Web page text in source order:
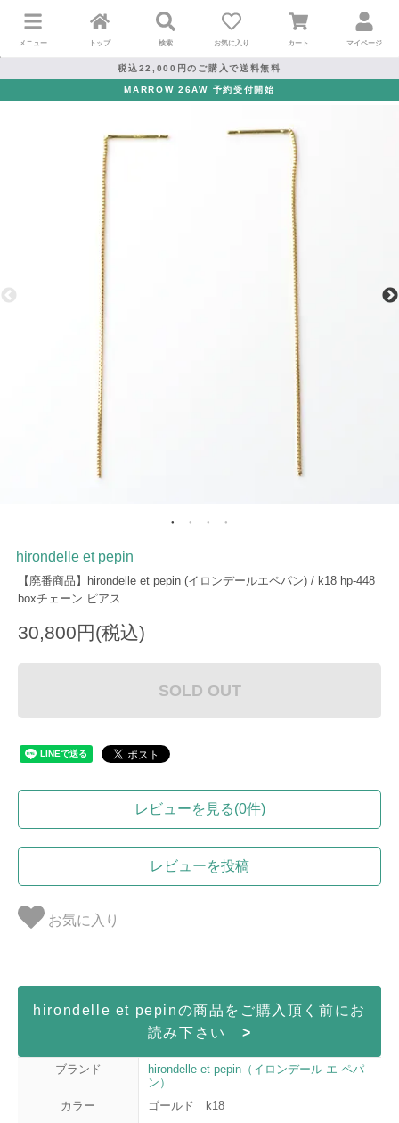
メニュー トップ 検索 お気に入り カート マイページ
税込22,000円のご購入で送料無料
MARROW 26AW 予約受付開始
hirondelle et pepin
【廃番商品】hirondelle et pepin (イロンデールエペパン) / k18 hp-448
boxチェーン ピアス
30,800円(税込)
SOLD OUT
レビューを見る(0件)
レビューを投稿
お気に入り
hirondelle et pepinの商品をご購入頂く前にお
読み下さい >
ブランド
hirondelle et pepin（イロンデール エ ペパ
ン）
カラー
ゴールド k18